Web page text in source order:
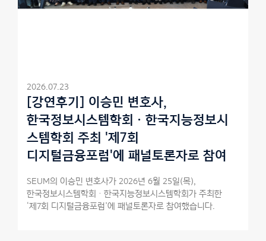
2026.07.23
[강연후기] 이승민 변호사,
한국정보시스템학회ㆍ한국지능정보시
스템학회 주최 '제7회
디지털금융포럼'에 패널토론자로 참여
SEUM의 이승민 변호사가 2026년 6월 25일(목),
한국정보시스템학회ㆍ한국지능정보시스템학회가 주최한
‘제7회 디지털금융포럼’에 패널토론자로 참여했습니다.